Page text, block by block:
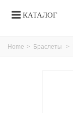
КАТАЛОГ
Home > Браслеты >